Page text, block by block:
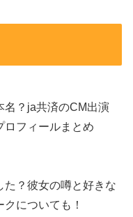
名？ja共済のCM出演
ロフィールまとめ
た？彼女の噂と好きな
についても！